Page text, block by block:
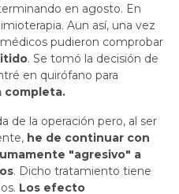
en agosto. En
Aun así, una vez
pudieron comprobar
. Se tomó la decisión de
en quirófano para
completa.
de la operación pero, al ser
he de continuar con
"agresivo" a
. Dicho tratamiento tiene
Los efecto